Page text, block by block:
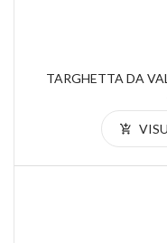
TARGHETTA DA